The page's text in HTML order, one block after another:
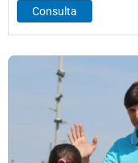
Consulta